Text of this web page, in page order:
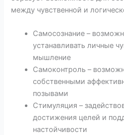
между чувственной и
Самосознание –
устанавливать личные
мышление
Самоконтроль –
собственными
позывами
Стимуляция –
достижения целей и
настойчивости